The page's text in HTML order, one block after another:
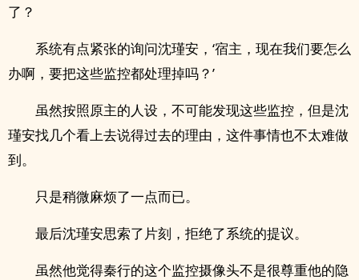
了？
系统有点紧张的询问沈瑾安，‘宿主，现在我们要怎么
办啊，要把这些监控都处理掉吗？’
虽然按照原主的人设，不可能发现这些监控，但是沈
瑾安找几个看上去说得过去的理由，这件事情也不太难做
到。
只是稍微麻烦了一点而已。
最后沈瑾安思索了片刻，拒绝了系统的提议。
虽然他觉得秦行的这个监控摄像头不是很尊重他的隐